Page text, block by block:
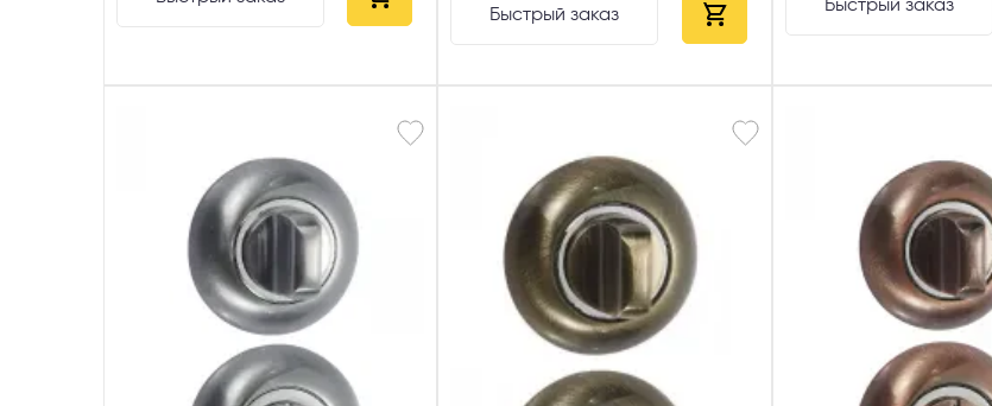
Быстрый заказ Быстрый заказ
Выберите способ связи